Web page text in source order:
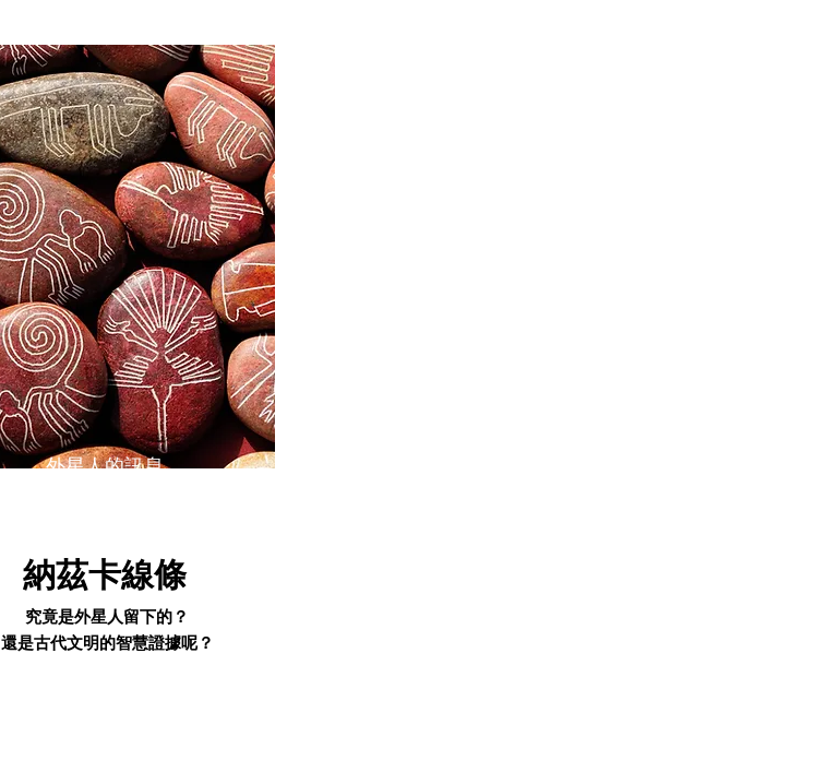
​外星人的訊息
納茲卡線條
究竟是外星人留下的？
​還是古代文明的智慧證據呢？